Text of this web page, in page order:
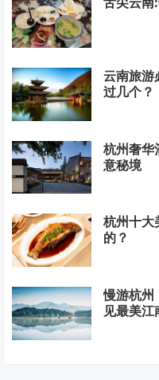
云南旅游
过几个？
杭州奢华
意秘境
杭州十大
的？
慢游杭州
见最美江